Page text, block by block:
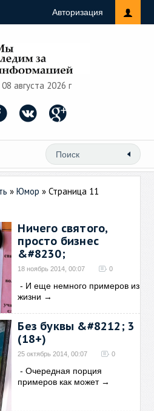
Авторизация
августа 2026 г
»Юмор » Страница 11
Ничего святого,
просто бизнес
&#8230;
18 ноябрь 2014, 00:07 0
- И еще немного примеров из
жизни →
Без буквы &#8212; 3
(18+)
25 октябрь 2014, 00:07 0
- Очередная порция
примеров как может→